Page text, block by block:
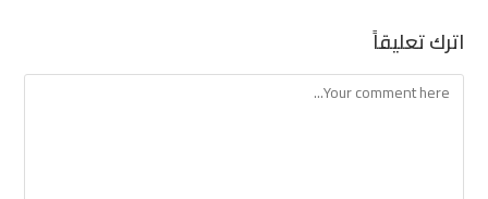
اترك تعليقاً